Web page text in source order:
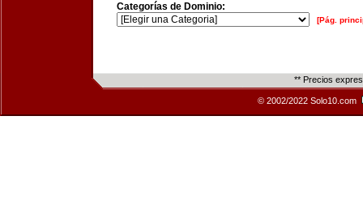
Categorías de Dominio:
[Pág.
** Precios
© 2002/2022 Solo10.com